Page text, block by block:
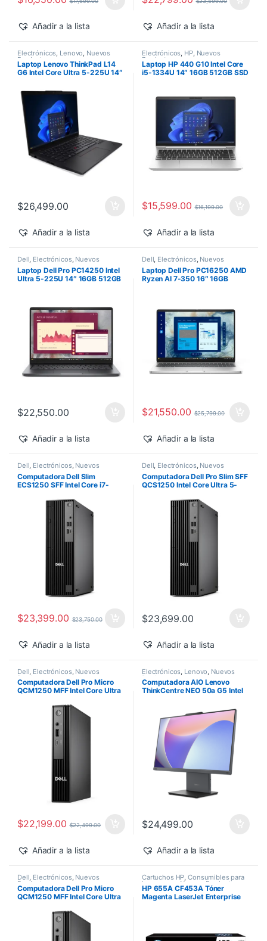
Añadir a la lista Añadir a la lista
Electrónicos, Lenovo, Nuevos
Productos
Laptop Lenovo ThinkPad L14
G6 Intel Core Ultra 5-225U 14″
Pro
$26,499.00
Añadir a la lista
Electrónicos, HP, Nuevos
Productos
Laptop HP 440 G10 Intel Core
i5-1334U 14″ 16GB 512GB SSD
$15,599.00 $16,199.00
Añadir a la lista
Dell, Electrónicos, Nuevos
Productos
Laptop Dell Pro PC14250 Intel
Ultra 5-225U 14″ 16GB 512GB
$22,550.00
Añadir a la lista
Dell, Electrónicos, Nuevos
Productos
Laptop Dell Pro PC16250 AMD
Ryzen AI 7-350 16″ 16GB
$21,550.00 $25,799.00
Añadir a la lista
Dell Electrónicos, Nuevos
Productos
Computadora Dell Slim
ECS1250 SFF Intel Core i7-
Windows 11 Pro
$23,399.00 $23,750.00
Añadir a la lista
Dell Electrónicos, Nuevos
Productos
Computadora Dell Pro Slim SFF
QCS1250 Intel Core Ultra 5-
Windows 11 Pro
$23,699.00
Añadir a la lista
Dell Electrónicos, Nuevos
Productos
Computadora Dell Pro Micro
QCM1250 MFF Intel Core Ultra
Windows 11 Pro
$22,199.00 $22,499.00
Añadir a la lista
Electrónicos Lenovo Nuevos
Productos
Computadora AIO Lenovo
ThinkCentre NEO 50a G5 Intel
512GB SSD Windows 11 Pro
$24,499.00
Añadir a la lista
Dell, Electrónicos, Nuevos
Productos
Computadora Dell Pro Micro
QCM1250 MFF Intel Core Ultra
Windows 11 Pro
Cartuchos HP,Consumibles para
Impresoras,Nuevos Productos
Sobre Pedido,Toner Original
HP 655A CF453A Tóner
Magenta LaserJet Enterprise